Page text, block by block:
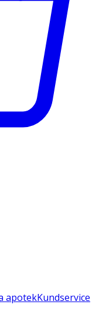
apotekKundservice